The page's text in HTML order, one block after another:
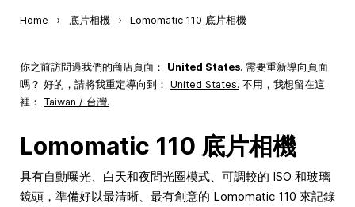
Home › 底片相機 › Lomomatic 110 底片相機
你之前訪問過我們的商店頁面： United States. 需要重新導向頁面
嗎？ 好的，請將我重定導向到： United States. 不用，我想留在這
裡： Taiwan / 台灣.
Lomomatic 110 底片相機
具有自動曝光、白天和夜間光圈模式、可調較的 ISO 和玻璃
鏡頭，準備好以最清晰、最有創意的 Lomomatic 110 來記錄